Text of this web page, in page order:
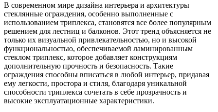
В современном мире дизайна интерьера и архитектуры
стеклянные ограждения, особенно выполненные с
использованием триплекса, становятся все более популярным
решением для лестниц и балконов. Этот тренд объясняется не
только их визуальной привлекательностью, но и высокой
функциональностью, обеспечиваемой ламинированным
стеклом триплекс, которое добавляет конструкциям
дополнительную прочность и безопасность. Такие
ограждения способны вписаться в любой интерьер, придавая
ему легкости, простора и стиля, благодаря уникальной
способности триплекса сочетать в себе прозрачность и
высокие эксплуатационные характеристики.